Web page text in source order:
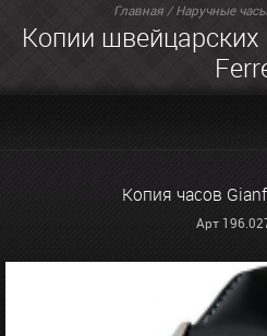
Главная/Наручные часы
Копии
Копия часов
Арт